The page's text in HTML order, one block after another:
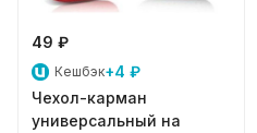
49 ₽
Кешбэк+4 ₽
Чехол-карман
универсальный на